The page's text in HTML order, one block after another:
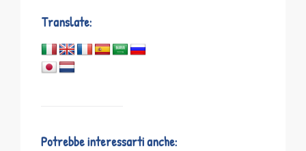
Translate:
Potrebbe interessarti anche: